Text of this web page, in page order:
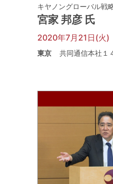
キヤノングローバル
宮家 邦彦 氏
2020年7月21日(火)
東京 共同通信本社１